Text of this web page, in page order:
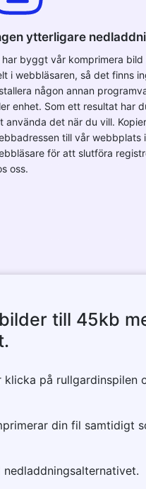
ytterligare
har byggt vår komprimera
i webbläsaren, så det finns
någon annan
enhet. Som ett resultat har
använda det när du vill.
till vår webbplats
för att slutföra
oss.
till 45kb
klicka på rullgardinspilen
din fil samtidigt